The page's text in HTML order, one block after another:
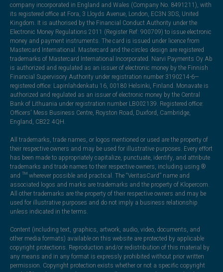
company incorporated in England and Wales (Company No. 8491211), with
its registered office at Fora, 3 Lloyds Avenue, London, EC3N 3DS, United
Kingdom. It is authorised by the Financial Conduct Authority under the
Electronic Money Regulations 2011 (Register Ref: 900709) to issue electronic
money and payment instruments. The card is issued under licence from
Mastercard International. Mastercard and the circles design are registered
trademarks of Mastercard International Incorporated. Narvi Payments Oy Ab
is authorized and regulated as an issuer of electronic money by the Finnish
Financial Supervisory Authority under registration number 3190214-6—
registered office: Lapinlahdenkatu 16, 00180 Helsinki, Finland. Monavate is
authorized and regulated as an issuer of electronic money by the Central
Bank of Lithuania under registration number LB002139. Registered office:
Officers' Mess Business Centre, Royston Road, Duxford, Cambridge,
England, CB22 4QH.
All trademarks, trade names, or logos mentioned or used are the property of
their respective owners and may be used for illustrative purposes. Every effort
has been made to appropriately capitalize, punctuate, identify, and attribute
trademarks and trade names to their respective owners, including using ®
and ™ wherever possible and practical. The “VeritasCard” name and
associated logos and marks are trademarks and the property of Klopercom.
All other trademarks are the property of their respective owners and may be
used for illustrative purposes and do not imply a business relationship
unless indicated in the terms.
Content (including text, graphics, artwork, audio, video, documents, and
other media formats) available on this website are protected by applicable
copyright protections. Reproduction and/or redistribution of this material by
any means and in any format is expressly prohibited without prior written
permission. Copyright protection exists whether or not a specific copyright